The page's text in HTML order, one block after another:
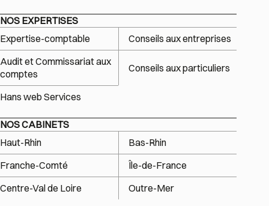
NOS EXPERTISES
Expertise-comptable
Conseils aux entreprises
Audit et Commissariat aux
comptes
Conseils aux particuliers
Hans web Services
NOS CABINETS
Haut-Rhin
Bas-Rhin
Franche-Comté
Île-de-France
Centre-Val de Loire
Outre-Mer